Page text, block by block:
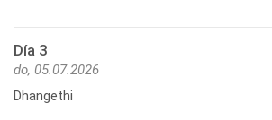
Día 3
do, 05.07.2026
Dhangethi